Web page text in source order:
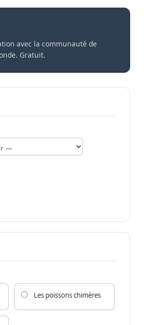
avec la communauté de
Gratuit.
Les poissons chimères